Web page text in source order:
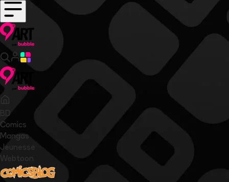
BD
Comics
Mangas
Jeunesse
Webtoon